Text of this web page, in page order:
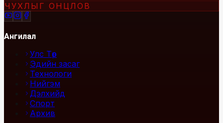
ЧУХЛЫГ ОНЦЛОВ
Ангилал
Улс Төр
Эдийн засаг
Технологи
Нийгэм
Дэлхийд
Спорт
Архив